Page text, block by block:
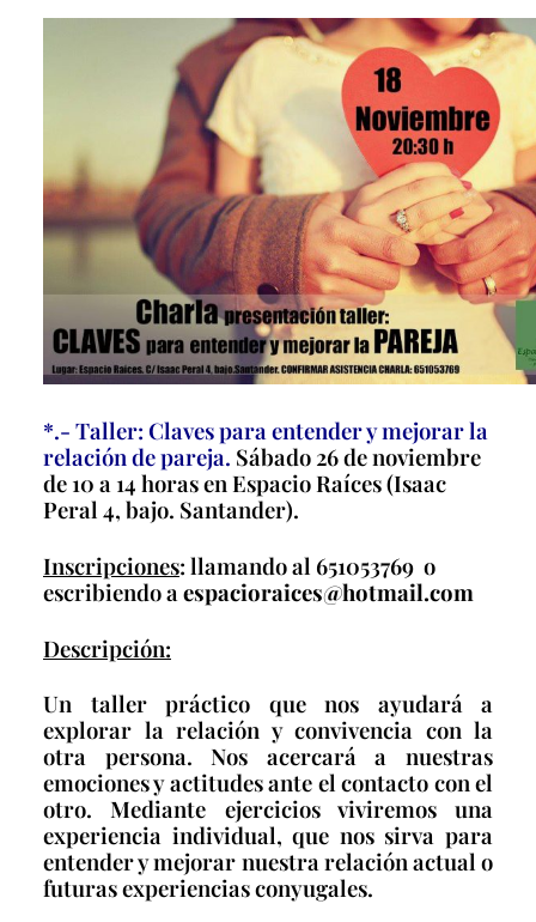
*.- Taller: Claves para entender y mejorar la
relación de pareja. Sábado 26 de noviembre
de 10 a 14 horas en Espacio Raíces (Isaac
Peral 4, bajo. Santander).
Inscripciones: llamando al 651053769 o
escribiendo a espacioraices@hotmail.com
Descripción:
Un taller práctico que nos ayudará a
explorar la relación y convivencia con la
otra persona. Nos acercará a nuestras
emociones y actitudes ante el contacto con el
otro. Mediante ejercicios viviremos una
experiencia individual, que nos sirva para
entender y mejorar nuestra relación actual o
futuras experiencias conyugales.